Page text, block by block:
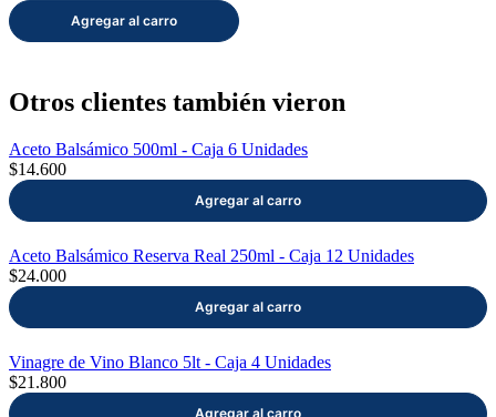
Otros clientes también vieron
Aceto Balsámico 500ml - Caja 6 Unidades
$14.600
Aceto Balsámico Reserva Real 250ml - Caja 12 Unidades
$24.000
Vinagre de Vino Blanco 5lt - Caja 4 Unidades
$21.800